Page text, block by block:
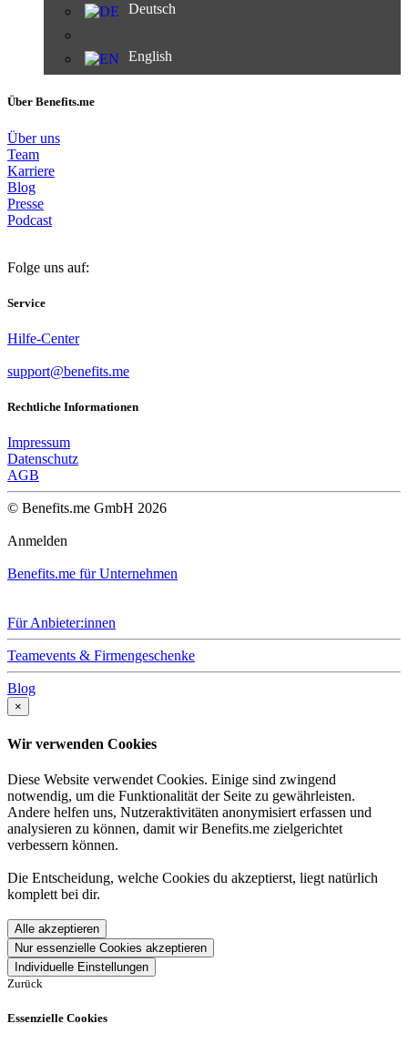
Deutsch
English
Über Benefits.me
Über uns
Team
Karriere
Blog
Presse
Podcast
Folge uns auf:
Service
Hilfe-Center
support@benefits.me
Rechtliche Informationen
Impressum
Datenschutz
AGB
© Benefits.me GmbH 2026
Anmelden
Benefits.me für Unternehmen
Für Anbieter:innen
Teamevents & Firmengeschenke
Blog
×
Wir verwenden Cookies
Diese Website verwendet Cookies. Einige sind zwingend
notwendig, um die Funktionalität der Seite zu gewährleisten.
Andere helfen uns, Nutzeraktivitäten anonymisiert erfassen und
analysieren zu können, damit wir Benefits.me zielgerichtet
verbessern können.
Die Entscheidung, welche Cookies du akzeptierst, liegt natürlich
komplett bei dir.
Alle akzeptieren
Nur essenzielle Cookies akzeptieren
Individuelle Einstellungen
Zurück
Essenzielle Cookies